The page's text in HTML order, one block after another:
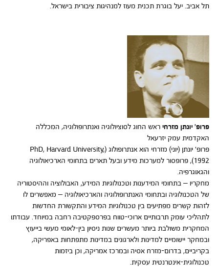
תל אביב. יעל בוגרת תכנית מעוז למנהיגות ציבורית בישראל.
פרופ' יונתן מזרחי ראש החוג לסוציולוגיה ואנתרופולוגיה, המכללה
האקדמית עמק יזרעאל
פרופ' יונתן (יוני) מזרחי הוא אנתרופולוג (PhD, Harvard University,
1992), פרופסור למערכות מידע ובעל תארים בתחומי הארכיאולוגיה
והגאוגרפיה.
מחקריו – בתחומי המידענות וטכנולוגיות המידע, האבולוציה וההיסטוריה
של הטכנולוגיה ובתחומי האנתרופולוגיה והארכיאולוגיה – מאפשרים לו
לזהות קשרים מפתיעים בין טכנולוגיות המידע והתקשורת החדשות
לתהליכי עומק תרבותיים ארוכי-טווח בפרספקטיבה רחבה במיוחד. עבודתו
המחקרית משולבת ביותר מעשרים שנות ניסיון בין-לאומי מעשי בייעוץ
ובמחקר יישומיים למדינות ולארגונים במדינות מתפתחות באפריקה,
בקריביים, בדרום-מזרח אסיה ובמרכז אמריקה, וכן ביזמות
טכנולוגית-אינטרנטית עסקית.